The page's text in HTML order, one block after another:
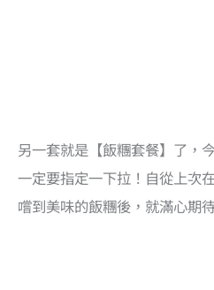
另一套就是【飯糰套餐】了，
一定要指定一下拉！自從上次
嚐到美味的飯糰後，就滿心期